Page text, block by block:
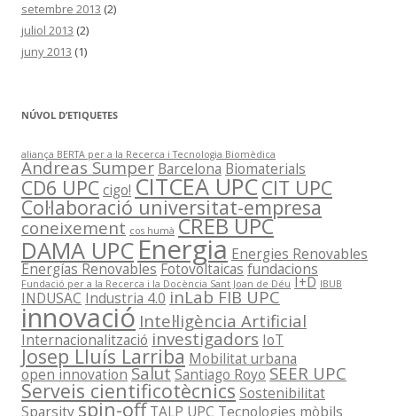
setembre 2013 (2)
juliol 2013 (2)
juny 2013 (1)
NÚVOL D’ETIQUETES
aliança BERTA per a la Recerca i Tecnologia Biomèdica
Andreas Sumper Barcelona Biomaterials
CD6 UPCcigo! CITCEA UPCCIT UPC
Col·laboració universitat-empresa
coneixement cos humà CREB UPC
DAMA UPC Energia Energies Renovables
Energías RenovablesFotovoltaicas fundacions
Fundació per a la Recerca i la Docència Sant Joan de Déu I+D IBUB
INDUSAC Industria 4.0 inLab FIB UPC
innovació Intel·ligència Artificial
Internacionalització investigadors IoT
Josep Lluís Larriba Mobilitat urbana
open innovation SalutSantiago Royo SEER UPC
Serveis cientificotècnics Sostenibilitat
Sparsityspin-off TALP UPC Tecnologies mòbils